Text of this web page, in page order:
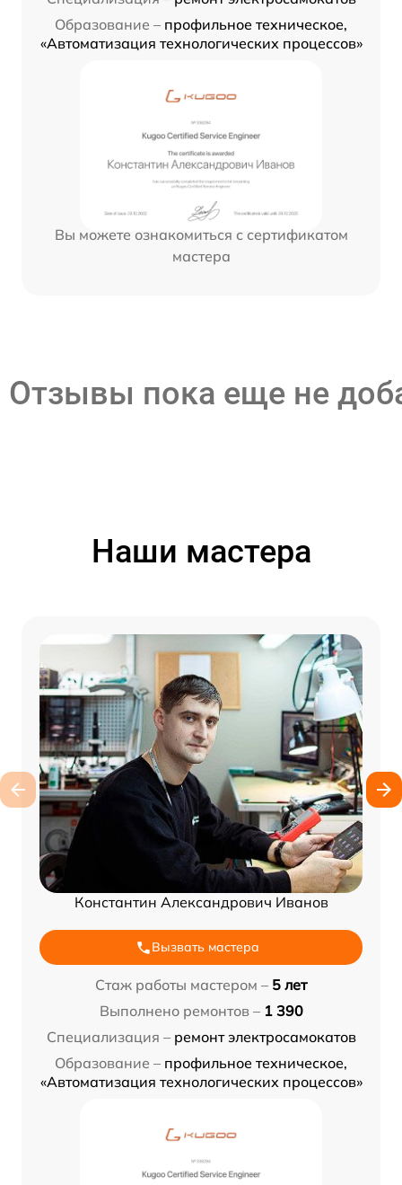
Образование – профильное техническое,
«Автоматизация технологических процессов»
Вы можете ознакомиться с сертификатом
мастера
Отзывы пока еще не
Наши мастера
Константин Александрович Иванов
Вызвать мастера
Стаж работы мастером – 5 лет
Выполнено ремонтов – 1 390
Специализация – ремонт электросамокатов
Образование – профильное техническое,
«Автоматизация технологических процессов»